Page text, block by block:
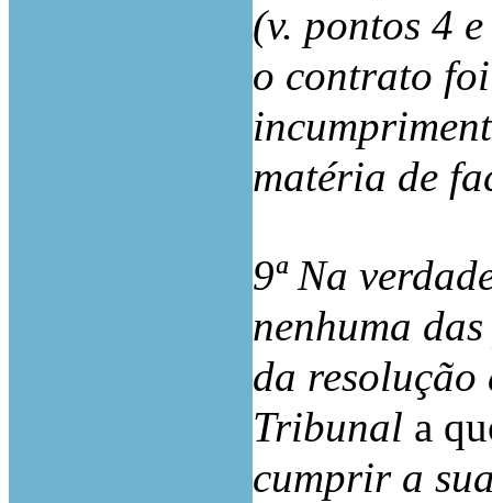
(v. pontos 4
o contrato
matéria de
9ª Na
nenhuma
da
Tribunal a
cumprir a